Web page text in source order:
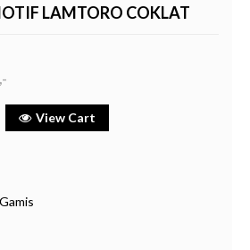
LAMTORO COKLAT
View Cart